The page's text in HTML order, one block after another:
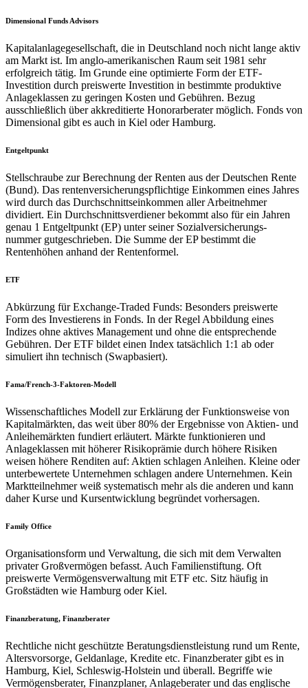
Dimensional Funds Advisors
Kapitalanlagegesellschaft, die in Deutschland noch nicht lange aktiv
am Markt ist. Im anglo-amerikanischen Raum seit 1981 sehr
erfolgreich tätig. Im Grunde eine optimierte Form der ETF-
Investition durch preiswerte Investition in bestimmte produktive
Anlageklassen zu geringen Kosten und Gebühren. Bezug
ausschließlich über akkreditierte Honorarberater möglich. Fonds von
Dimensional gibt es auch in Kiel oder Hamburg.
Entgeltpunkt
Stellschraube zur Berechnung der Renten aus der Deutschen Rente
(Bund). Das rentenversicherungspflichtige Einkommen eines Jahres
wird durch das Durchschnittseinkommen aller Arbeitnehmer
dividiert. Ein Durchschnittsverdiener bekommt also für ein Jahren
genau 1 Entgeltpunkt (EP) unter seiner Sozialversicherungs-
nummer gutgeschrieben. Die Summe der EP bestimmt die
Rentenhöhen anhand der Rentenformel.
ETF
Abkürzung für Exchange-Traded Funds: Besonders preiswerte
Form des Investierens in Fonds. In der Regel Abbildung eines
Indizes ohne aktives Management und ohne die entsprechende
Gebühren. Der ETF bildet einen Index tatsächlich 1:1 ab oder
simuliert ihn technisch (Swapbasiert).
Fama/French-3-Faktoren-Modell
Wissenschaftliches Modell zur Erklärung der Funktionsweise von
Kapitalmärkten, das weit über 80% der Ergebnisse von Aktien- und
Anleihemärkten fundiert erläutert. Märkte funktionieren und
Anlageklassen mit höherer Risikoprämie durch höhere Risiken
weisen höhere Renditen auf: Aktien schlagen Anleihen. Kleine oder
unterbewertete Unternehmen schlagen andere Unternehmen. Kein
Marktteilnehmer weiß systematisch mehr als die anderen und kann
daher Kurse und Kursentwicklung begründet vorhersagen.
Family Office
Organisationsform und Verwaltung, die sich mit dem Verwalten
privater Großvermögen befasst. Auch Familienstiftung. Oft
preiswerte Vermögensverwaltung mit ETF etc. Sitz häufig in
Großstädten wie Hamburg oder Kiel.
Finanzberatung, Finanzberater
Rechtliche nicht geschützte Beratungsdienstleistung rund um Rente,
Altersvorsorge, Geldanlage, Kredite etc. Finanzberater gibt es in
Hamburg, Kiel, Schleswig-Holstein und überall. Begriffe wie
Vermögensberater, Finanzplaner, Anlageberater und das englische